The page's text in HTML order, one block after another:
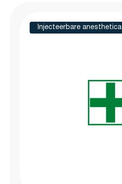
Injecteerbare anesthetica